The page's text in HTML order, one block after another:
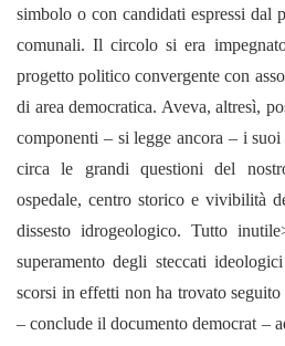
simbolo o con candidati espressi dal
comunali. Il circolo si era
progetto politico convergente con
di area democratica. Aveva, altresì,
componenti – si legge ancora – i
circa le grandi questioni del
ospedale, centro storico e vivibilità
dissesto idrogeologico. Tutto
superamento degli steccati
scorsi in effetti non ha trovato
– conclude il documento democrat –